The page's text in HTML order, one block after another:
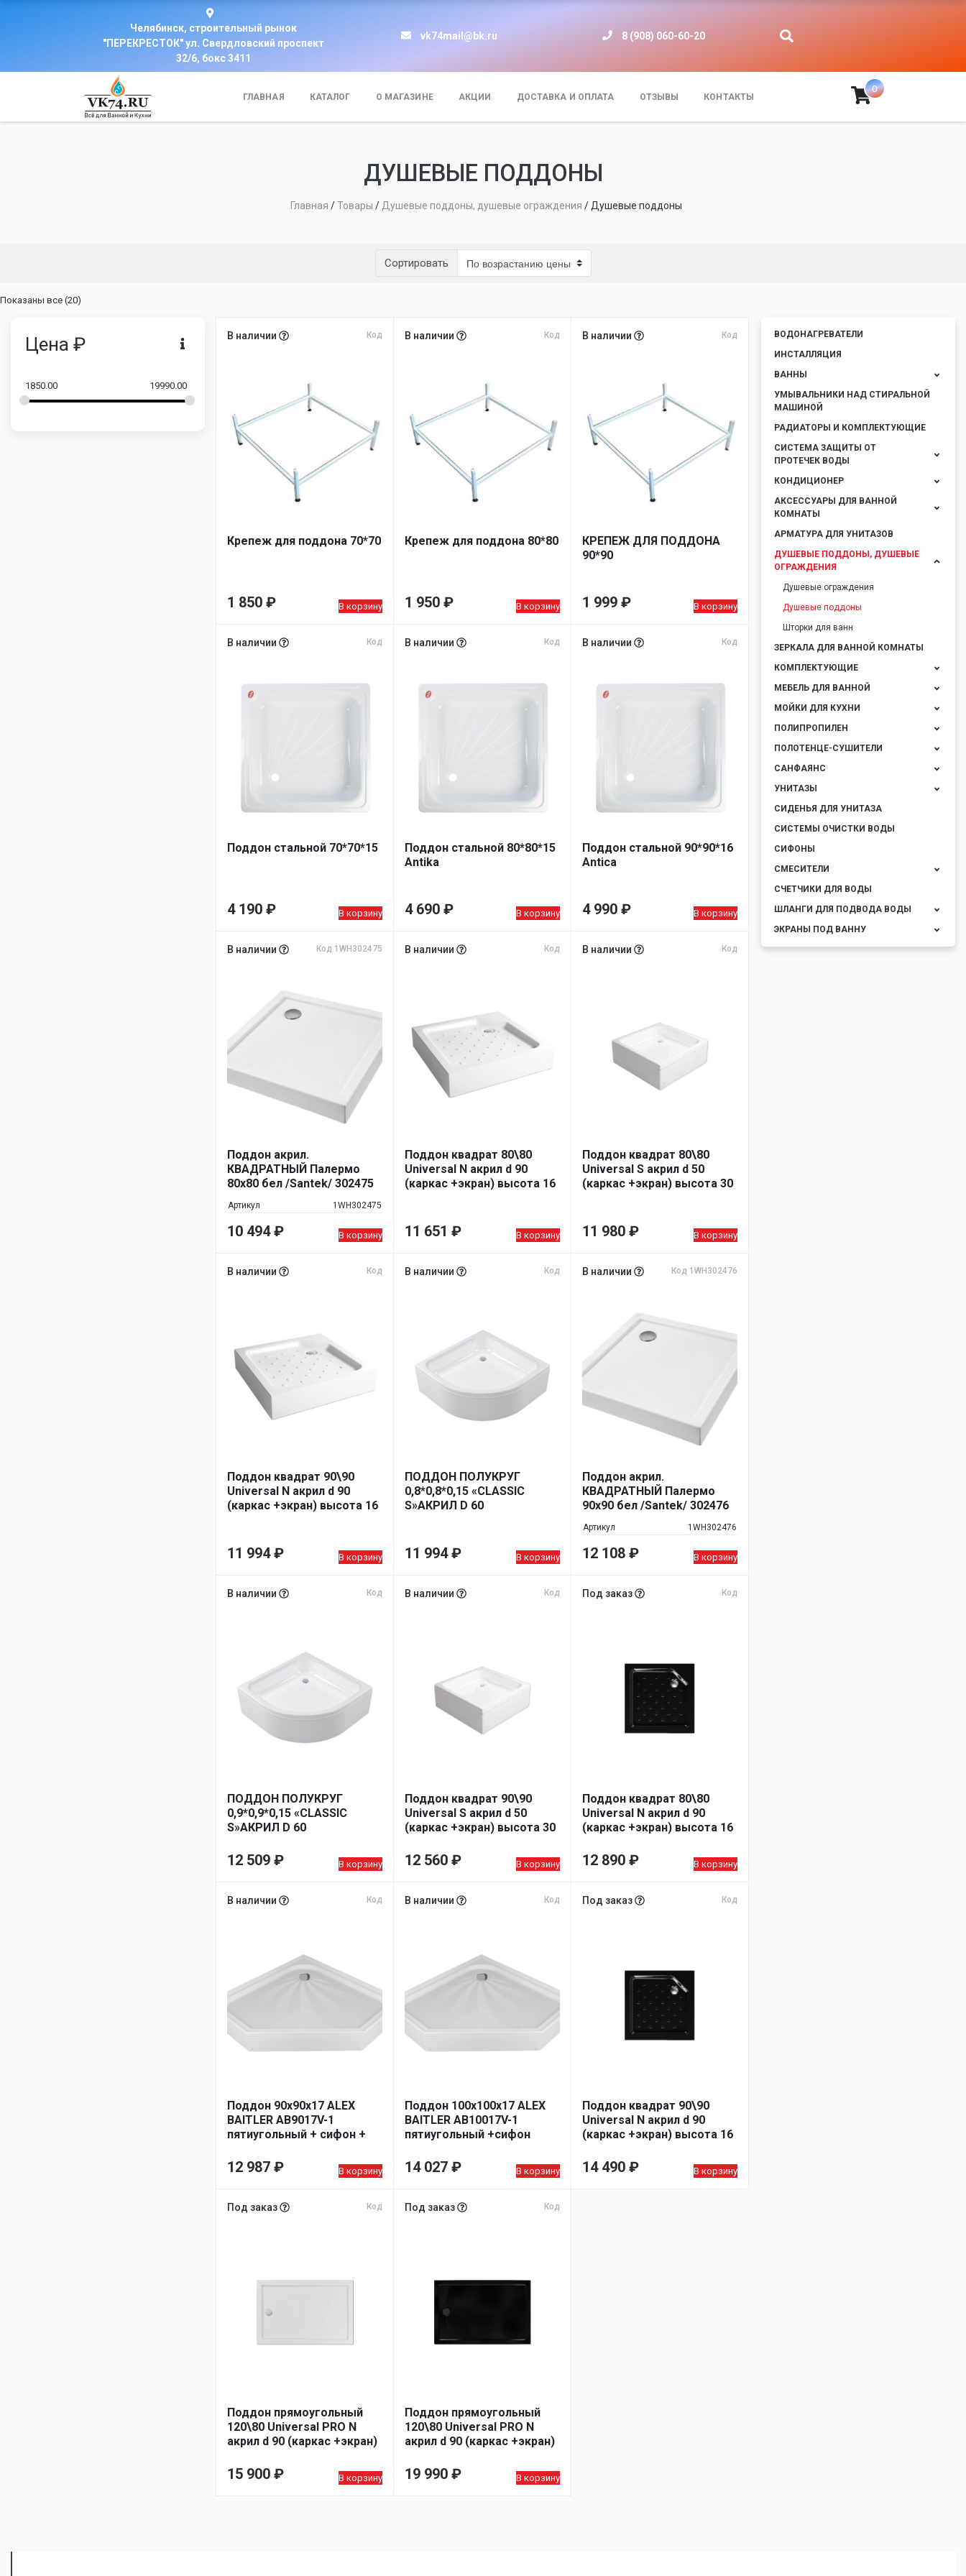
Челябинск, строительный рынок
"ПЕРЕКРЕСТОК" ул. Свердловский проспект
32/6, бокс 3411
vk74mail@bk.ru 8 (908) 060-60-20
ГЛАВНАЯ КАТАЛОГ О МАГАЗИНЕ АКЦИИ ДОСТАВКА И ОПЛАТА ОТЗЫВЫ КОНТАКТЫ
0
ДУШЕВЫЕ ПОДДОНЫ
Главная /Товары /Душевые поддоны, душевые ограждения /Душевые поддоны
Сортировать
Показаны все (20)
Цена ₽
1850.00 19990.00
В наличии Код
Крепеж для поддона 70*70
1 850 ₽ В корзину
В наличии Код
Крепеж для поддона 80*80
1 950 ₽ В корзину
В наличии Код
КРЕПЕЖ ДЛЯ ПОДДОНА
90*90
1 999 ₽ В корзину
В наличии Код
Поддон стальной 70*70*15
4 190 ₽ В корзину
В наличии Код
Поддон стальной 80*80*15
Antika
4 690 ₽ В корзину
В наличии Код
Поддон стальной 90*90*16
Antica
4 990 ₽ В корзину
В наличии Код 1WH302475
Поддон акрил.
КВАДРАТНЫЙ Палермо
80х80 бел /Santek/ 302475
Артикул 1WH302475
10 494₽ В корзину
В наличии Код
Поддон квадрат 80\80
Universal N акрил d 90
(каркас +экран) высота 16
11 651 ₽ В корзину
В наличии Код
Поддон квадрат 80\80
Universal S акрил d 50
(каркас +экран) высота 30
11 980 ₽ В корзину
В наличии Код
Поддон квадрат 90\90
Universal N акрил d 90
(каркас +экран) высота 16
11 994₽ В корзину
В наличии Код
ПОДДОН ПОЛУКРУГ
0,8*0,8*0,15 «CLASSIC
S»АКРИЛ D 60
11 994₽ В корзину
В наличии Код 1WH302476
Поддон акрил.
КВАДРАТНЫЙ Палермо
90х90 бел /Santek/ 302476
Артикул 1WH302476
12 108 ₽ В корзину
В наличии Код
ПОДДОН ПОЛУКРУГ
0,9*0,9*0,15 «CLASSIC
S»АКРИЛ D 60
СМ
12 509 ₽ В корзину
В наличии Код
Поддон квадрат 90\90
Universal S акрил d 50
(каркас +экран) высота 30
12 560 ₽ В корзину
Под заказ Код
Поддон квадрат 80\80
Universal N акрил d 90
(каркас +экран) высота 16
12 890 ₽ В корзину
В наличии Код
Поддон 90х90х17 ALEX
BAITLER AB9017V-1
пятиугольный + сифон +
12 987 ₽ В корзину
В наличии Код
Поддон 100х100х17 ALEX
BAITLER AB10017V-1
пятиугольный +сифон
14 027 ₽ В корзину
Под заказ Код
Поддон квадрат 90\90
Universal N акрил d 90
(каркас +экран) высота 16
14 490 ₽ В корзину
Под заказ Код
Поддон прямоугольный
120\80 Universal PRO N
акрил d 90 (каркас +экран)
15 900 ₽ В корзину
Под заказ Код
Поддон прямоугольный
120\80 Universal PRO N
акрил d 90 (каркас +экран)
19 990 ₽ В корзину
ВОДОНАГРЕВАТЕЛИ
ИНСТАЛЛЯЦИЯ
ВАННЫ
УМЫВАЛЬНИКИ НАД СТИРАЛЬНОЙ
МАШИНОЙ
РАДИАТОРЫ И КОМПЛЕКТУЮЩИЕ
СИСТЕМА ЗАЩИТЫ ОТ
ПРОТЕЧЕК ВОДЫ
КОНДИЦИОНЕР
АКСЕССУАРЫ ДЛЯ ВАННОЙ
КОМНАТЫ
АРМАТУРА ДЛЯ УНИТАЗОВ
ДУШЕВЫЕ ПОДДОНЫ, ДУШЕВЫЕ
ОГРАЖДЕНИЯ
Душевые ограждения
Душевые поддоны
Шторки для ванн
ЗЕРКАЛА ДЛЯ ВАННОЙ КОМНАТЫ
КОМПЛЕКТУЮЩИЕ
МЕБЕЛЬ ДЛЯ ВАННОЙ
МОЙКИ ДЛЯ КУХНИ
ПОЛИПРОПИЛЕН
ПОЛОТЕНЦЕ-СУШИТЕЛИ
САНФАЯНС
УНИТАЗЫ
СИДЕНЬЯ ДЛЯ УНИТАЗА
СИСТЕМЫ ОЧИСТКИ ВОДЫ
СИФОНЫ
СМЕСИТЕЛИ
СЧЕТЧИКИ ДЛЯ ВОДЫ
ШЛАНГИ ДЛЯ ПОДВОДА ВОДЫ
ЭКРАНЫ ПОД ВАННУ